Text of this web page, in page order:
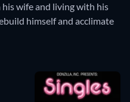
wife and living with his
himself and acclimate